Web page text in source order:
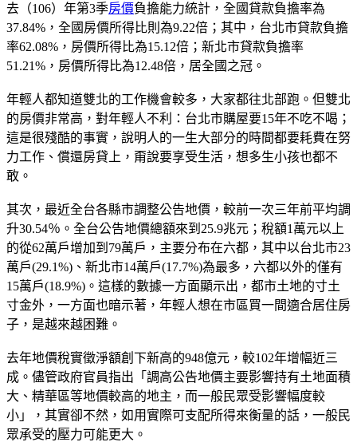
去（106）年第3季房價負擔能力統計，全國貸款負擔率為
37.84%，全國房價所得比則為9.22倍；其中，台北市貸款負擔
率62.08%，房價所得比為15.12倍；新北市貸款負擔率
51.21%，房價所得比為12.48倍，居全國之冠。
年輕人都知道雙北的工作機會較多，大家都往北部跑。但雙北
的房價非常高，對年輕人不利：台北市購屋要15年不吃不喝；
這是很殘酷的事實，說明人的一生大部分的時間都要耗費在努
力工作、償還房貸上，甭說要享受生活，想多生小孩也都不
敢。
其次，最近全台各縣市調整公告地價，較前一次三年前平均調
升30.54％。全台公告地價總額來到25.9兆元；稅額1萬元以上
的從62萬戶增加到79萬戶，主要分布在六都，其中以台北市23
萬戶(29.1%)、新北市14萬戶(17.7%)為最多，六都以外的僅有
15萬戶(18.9%)。這樣的數據一方面顯示出，都市土地的寸土
寸金外，一方面也暗示著，年輕人想在市區買一間適合居住房
子，是越來越困難。
去年地價稅實徵淨額創下新高的948億元，較102年增幅近三
成。儘管政府官員指出「調高公告地價主要影響持有土地面積
大、精華區等地價較高的地主，而一般民眾受影響幅度較
小」，其實卻不然，如用實際可支配所得來衡量的話，一般民
眾承受的壓力可能更大。